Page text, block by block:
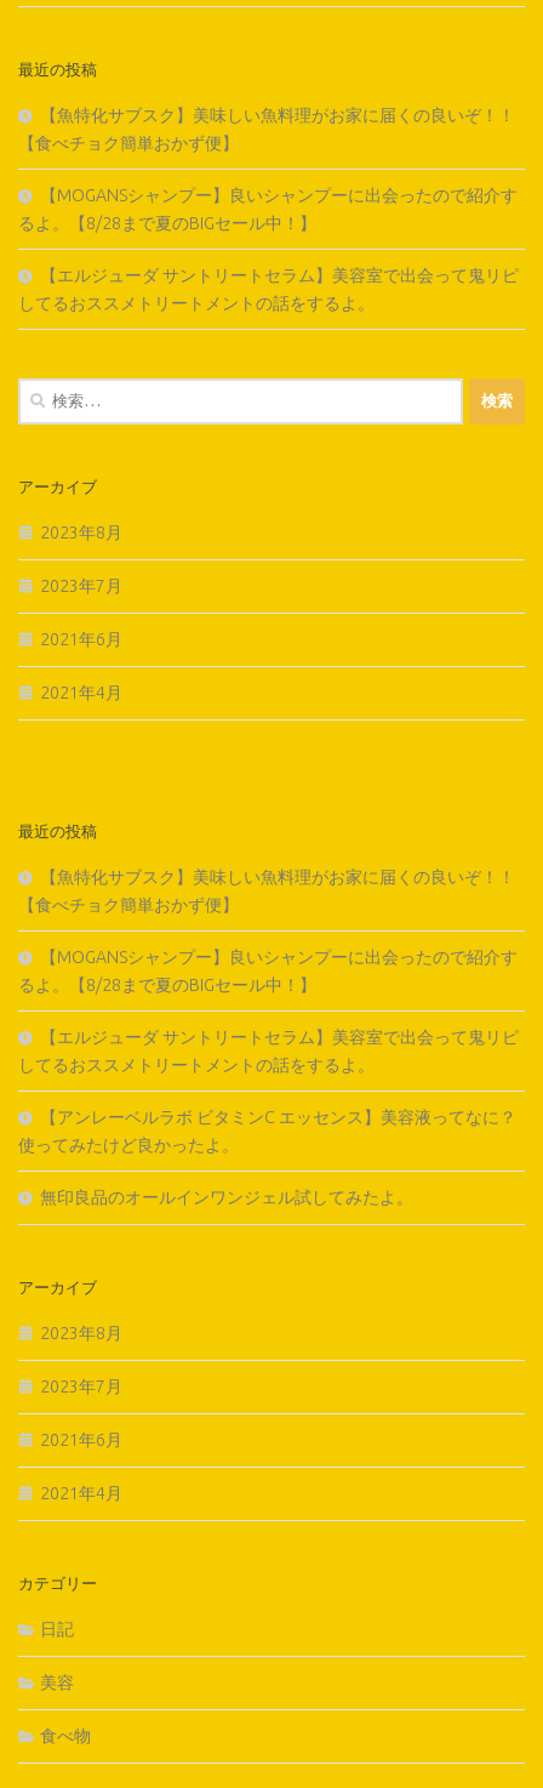
最近の投稿
【魚特化サブスク】美味しい魚料理がお家に届くの良いぞ！！
【食べチョク簡単おかず便】
【MOGANSシャンプー】良いシャンプーに出会ったので紹介す
るよ。【8/28まで夏のBIGセール中！】
【エルジューダ サントリートセラム】美容室で出会って鬼リピ
してるおススメトリートメントの話をするよ。
検
アーカイブ
2023年8月
2023年7月
2021年6月
2021年4月
最近の投稿
【魚特化サブスク】美味しい魚料理がお家に届くの良いぞ！！
【食べチョク簡単おかず便】
【MOGANSシャンプー】良いシャンプーに出会ったので紹介す
るよ。【8/28まで夏のBIGセール中！】
【エルジューダ サントリートセラム】美容室で出会って鬼リピ
してるおススメトリートメントの話をするよ。
【アンレーベルラボ ビタミンC エッセンス】美容液ってなに？
使ってみたけど良かったよ。
無印良品のオールインワンジェル試してみたよ。
アーカイブ
2023年8月
2023年7月
2021年6月
2021年4月
カテゴリー
日記
美容
食べ物